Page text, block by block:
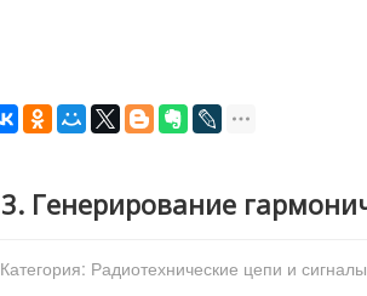
3. Генерирование
Категория: Радиотехнические цепи и сигналы